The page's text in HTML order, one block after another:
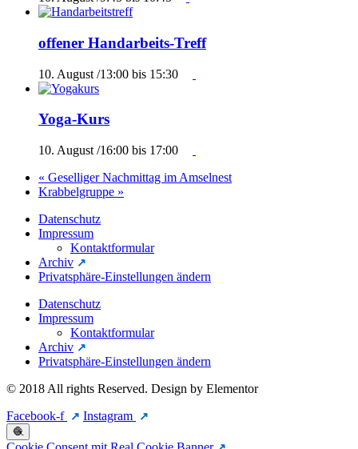
offener Handarbeits-Treff
10. August /13:00 bis 15:30
Yoga-Kurs
10. August /16:00 bis 17:00
« Geselliger Nachmittag im Amselnest
Krabbelgruppe »
Datenschutz
Impressum
Kontaktformular
Archiv
Privatsphäre-Einstellungen ändern
Datenschutz
Impressum
Kontaktformular
Archiv
Privatsphäre-Einstellungen ändern
© 2018 All rights Reserved. Design by Elementor
Facebook-f
Instagram
🧶